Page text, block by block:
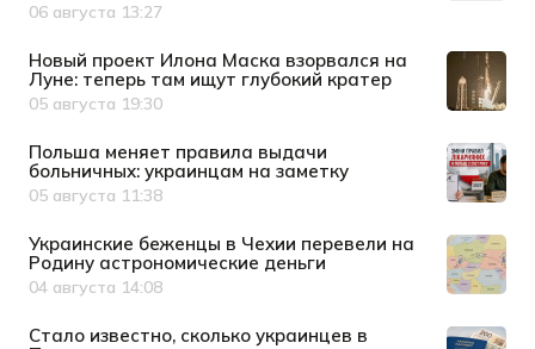
Дата публикации
06 августа 13:27
Новый проект Илона Маска взорвался на
Луне: теперь там ищут глубокий кратер
Дата публикации
05 августа 19:30
Польша меняет правила выдачи
больничных: украинцам на заметку
Дата публикации
05 августа 11:38
Украинские беженцы в Чехии перевели на
Родину астрономические деньги
Дата публикации
04 августа 14:08
Стало известно, сколько украинцев в